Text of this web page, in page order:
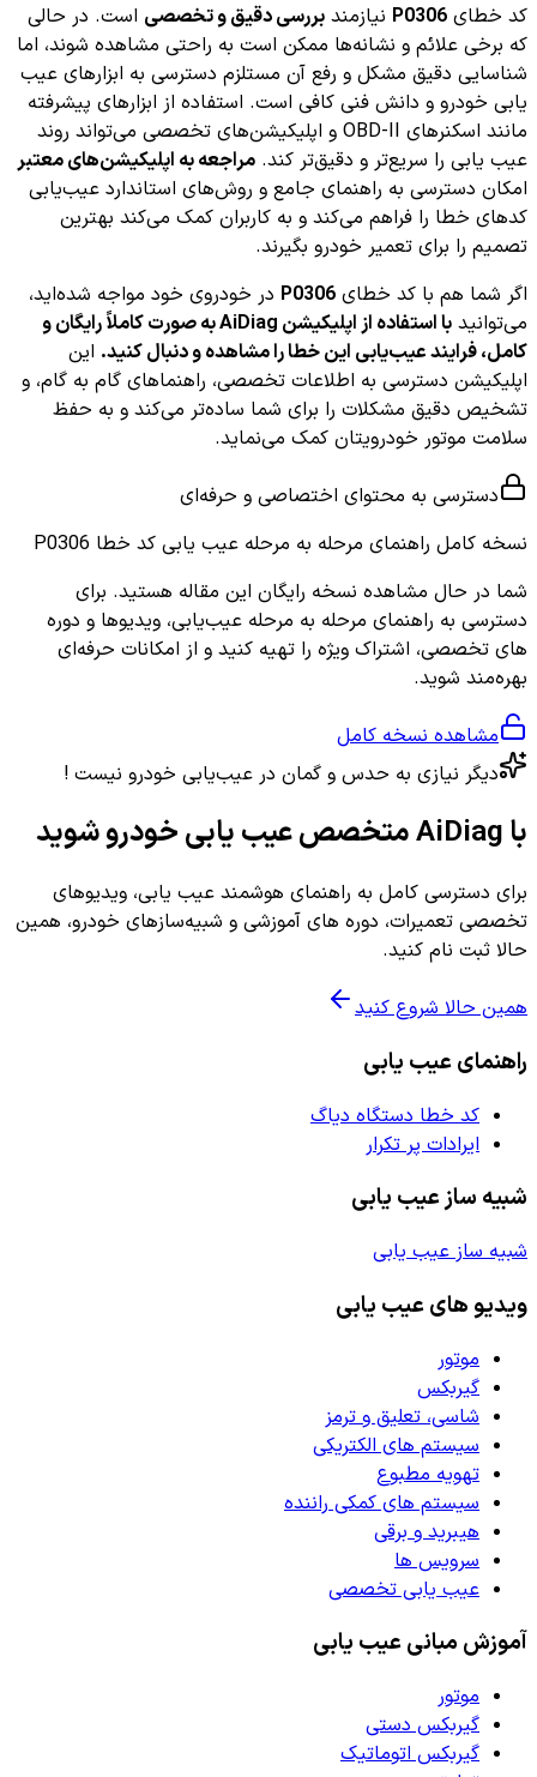
کد خطای P0306 نیازمند بررسی دقیق و تخصصی است. در حالی
که برخی علائم و نشانه‌ها ممکن است به راحتی مشاهده شوند، اما
شناسایی دقیق مشکل و رفع آن مستلزم دسترسی به ابزارهای عیب
یابی خودرو و دانش فنی کافی است. استفاده از ابزارهای پیشرفته
مانند اسکنرهای OBD-II و اپلیکیشن‌های تخصصی می‌تواند روند
عیب یابی را سریع‌تر و دقیق‌تر کند. مراجعه به اپلیکیشن‌های معتبر
امکان دسترسی به راهنمای جامع و روش‌های استاندارد عیب‌یابی
کدهای خطا را فراهم می‌کند و به کاربران کمک می‌کند بهترین
تصمیم را برای تعمیر خودرو بگیرند.
اگر شما هم با کد خطای P0306 در خودروی خود مواجه شده‌اید،
می‌توانید
با استفاده از اپلیکیشن AiDiag به صورت کاملاً رایگان و
کامل، فرایند عیب‌یابی این خطا را مشاهده و دنبال کنید. این
اپلیکیشن دسترسی به اطلاعات تخصصی، راهنماهای گام به گام، و
تشخیص دقیق مشکلات را برای شما ساده‌تر می‌کند و به حفظ
سلامت موتور خودرویتان کمک می‌نماید.
دسترسی به محتوای اختصاصی و حرفه‌ای
نسخه کامل راهنمای مرحله به مرحله عیب یابی کد خطا P0306
شما در حال مشاهده نسخه رایگان این مقاله هستید. برای
دسترسی به راهنمای مرحله به مرحله عیب‌یابی، ویدیوها و دوره
های تخصصی، اشتراک ویژه را تهیه کنید و از امکانات حرفه‌ای
بهره‌مند شوید.
مشاهده نسخه کامل
دیگر نیازی به حدس و گمان در عیب‌یابی خودرو نیست !
با AiDiag متخصص عیب یابی خودرو شوید
برای دسترسی کامل به راهنمای هوشمند عیب یابی، ویدیوهای
تخصصی تعمیرات، دوره های آموزشی و شبیه‌سازهای خودرو، همین
حالا ثبت نام کنید.
همین حالا شروع کنید
راهنمای عیب یابی
کد خطا دستگاه دیاگ
ایرادات پر تکرار
شبیه ساز عیب یابی
شبیه ساز عیب یابی
ویدیو های عیب یابی
موتور
گیربکس
شاسی، تعلیق و ترمز
سیستم های الکتریکی
تهویه مطبوع
سیستم های کمکی راننده
هیبرید و برقی
سرویس ها
عیب یابی تخصصی
آموزش مبانی عیب یابی
موتور
گیربکس دستی
گیربکس اتوماتیک